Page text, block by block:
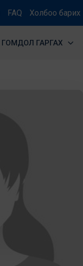
FAQ Холбоо барих
ГОМДОЛ ГАРГАХ